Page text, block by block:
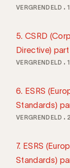
VERGRENDELD
5. CSRD
Directive)
VERGRENDELD
6. ESRS
Standards)
VERGRENDELD
7. ESRS
Standards)